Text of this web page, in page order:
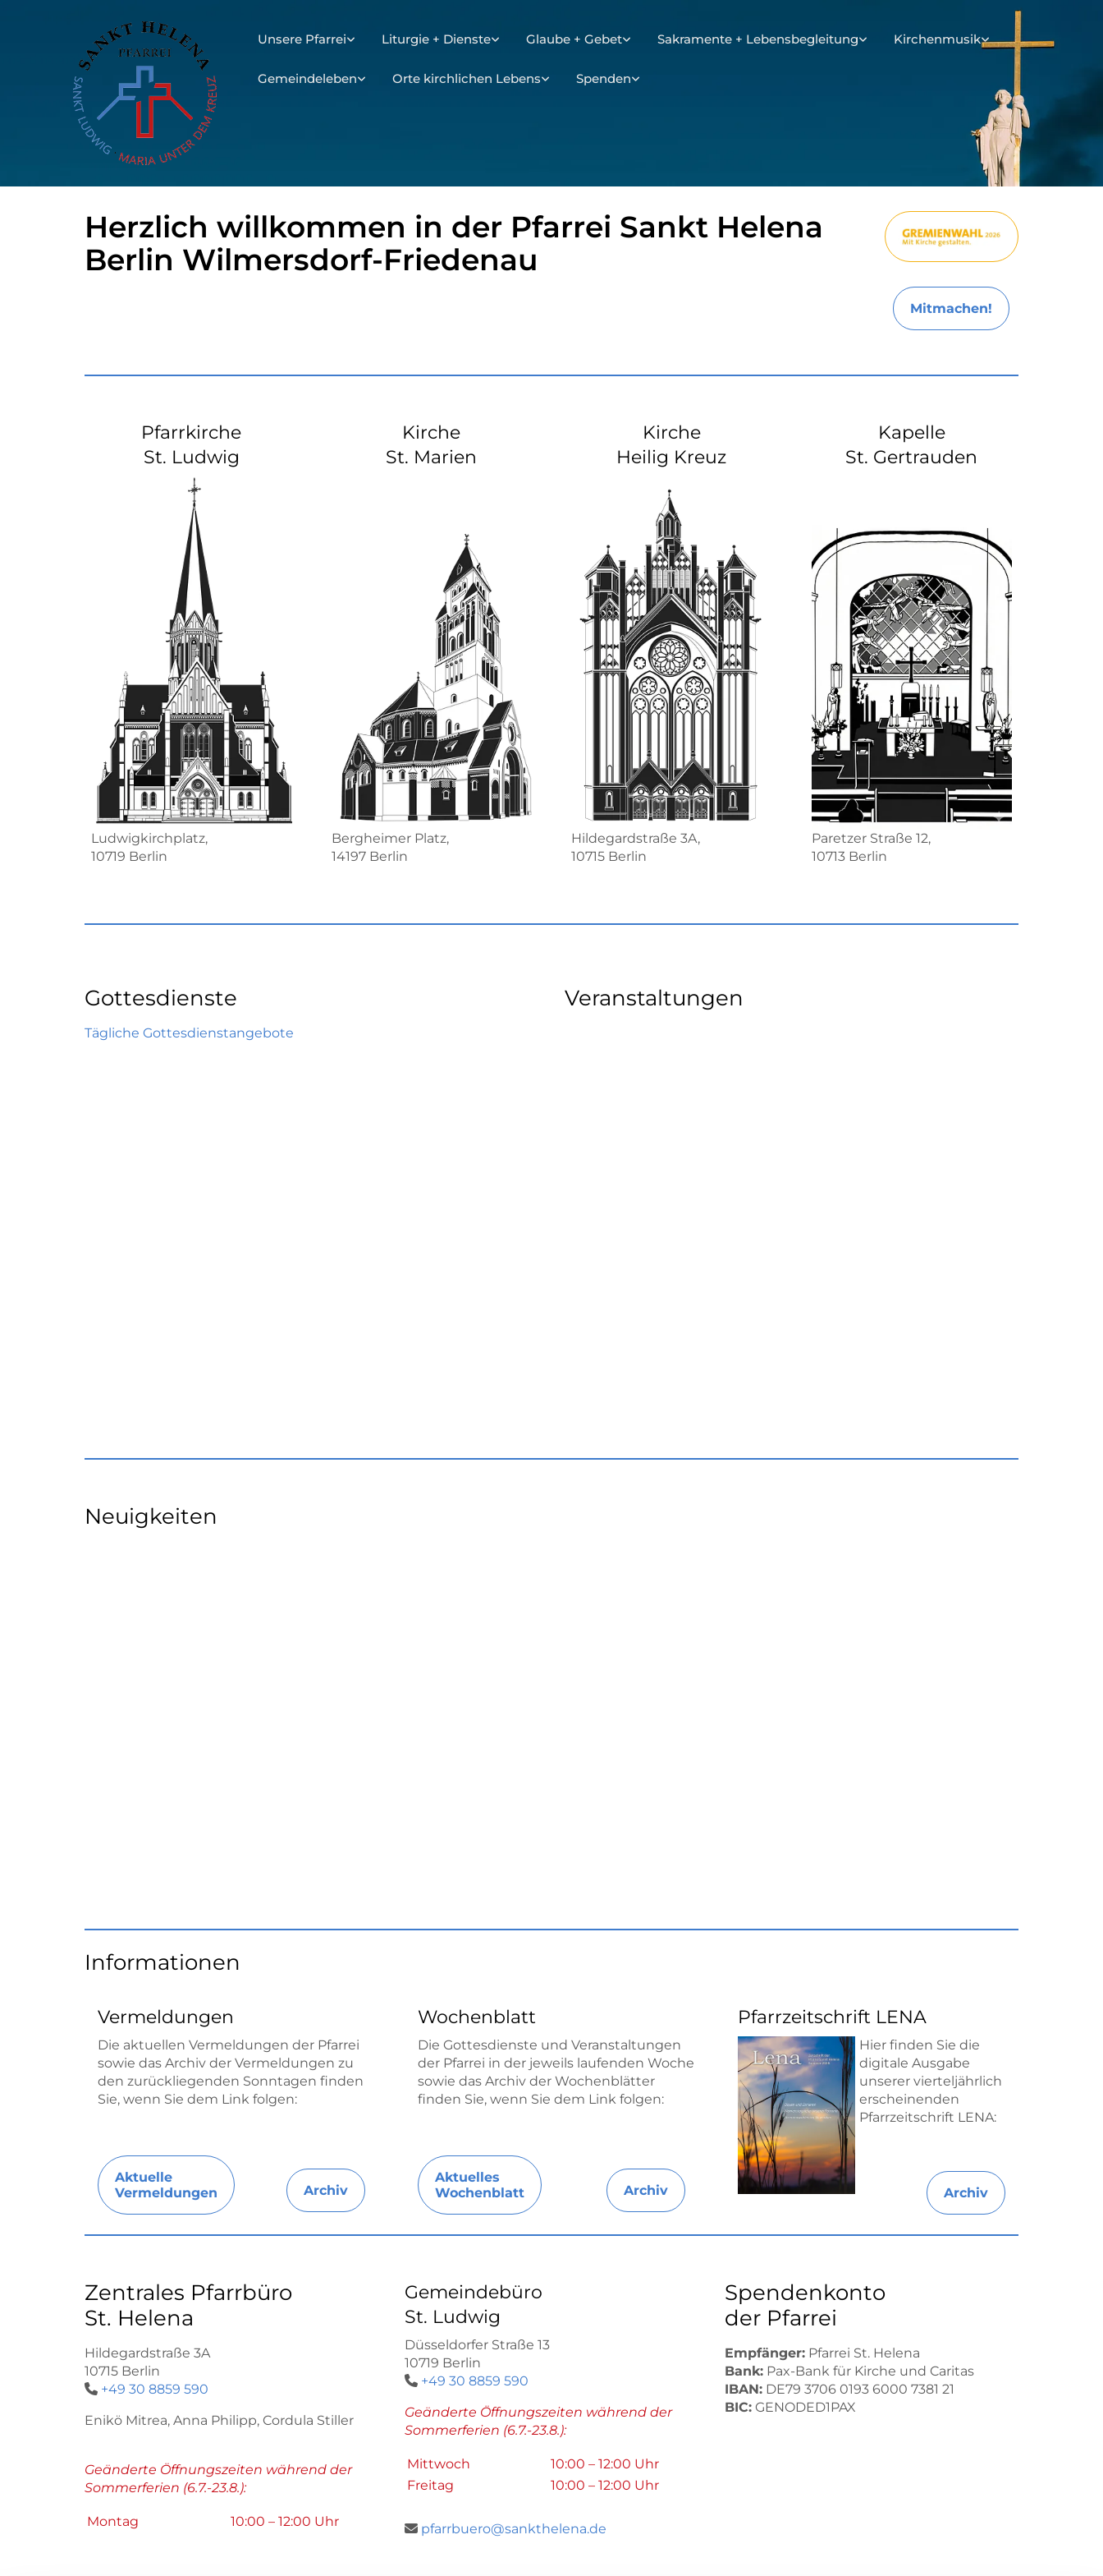
Unsere Pfarrei Liturgie + Dienste Glaube + Gebet Sakramente + Lebensbegleitung Kirchenmusik
Gemeindeleben Orte kirchlichen Lebens Spenden
Herzlich willkommen in der Pfarrei Sankt Helena
Berlin Wilmersdorf-Friedenau
Mitmachen!
Pfarrkirche
St. Ludwig
Ludwigkirchplatz,
10719 Berlin
Kirche
St. Marien
Bergheimer Platz,
14197 Berlin
Kirche
Heilig Kreuz
Hildegardstraße 3A,
10715 Berlin
Kapelle
St. Gertrauden
Paretzer Straße 12,
10713 Berlin
Gottesdienste
Tägliche Gottesdienstangebote
Veranstaltungen
Neuigkeiten
Informationen
Vermeldungen
Die aktuellen Vermeldungen der Pfarrei
sowie das Archiv der Vermeldungen zu
den zurückliegenden Sonntagen finden
Sie, wenn Sie dem Link folgen:
Aktuelle
Vermeldungen
Archiv
Wochenblatt
Die Gottesdienste und Veranstaltungen
der Pfarrei in der jeweils laufenden Woche
sowie das Archiv der Wochenblätter
finden Sie, wenn Sie dem Link folgen:
Aktuelles
Wochenblatt
Archiv
Pfarrzeitschrift LENA
Hier finden Sie die
digitale Ausgabe
unserer vierteljährlich
erscheinenden
Pfarrzeitschrift LENA:
Archiv
Zentrales Pfarrbüro
St. Helena
Hildegardstraße 3A
10715 Berlin
 +49 30 8859 590
Enikö Mitrea, Anna Philipp, Cordula Stiller
Geänderte Öffnungszeiten während der
Sommerferien (6.7.-23.8.):
Montag 10:00 – 12:00 Uhr
Gemeindebüro
St. Ludwig
Düsseldorfer Straße 13
10719 Berlin
 +49 30 8859 590
Geänderte Öffnungszeiten während der
Sommerferien (6.7.-23.8.):
Mittwoch
10:00 – 12:00 Uhr
Freitag
10:00 – 12:00 Uhr
 pfarrbuero@sankthelena.de
Spendenkonto
der Pfarrei
Empfänger:Pfarrei St. Helena
Bank:Pax-Bank für Kirche und Caritas
IBAN:DE79 3706 0193 6000 7381 21
BIC:GENODED1PAX